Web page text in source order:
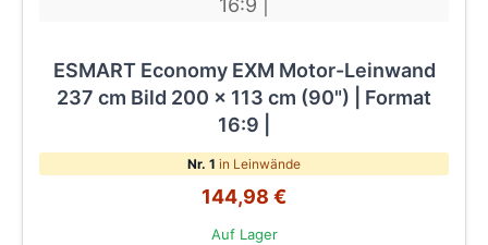
ESMART Economy EXM Motor-Leinwand
237 cm Bild 200 x 113 cm (90") | Format
16:9 |
Nr. 1 in Leinwände
144,98 €
Auf Lager